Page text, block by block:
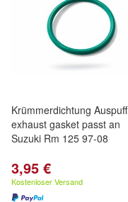
Krümmerdichtung Auspuff
exhaust gasket passt an
Suzuki Rm 125 97-08
3,95 €
Kostenloser Versand